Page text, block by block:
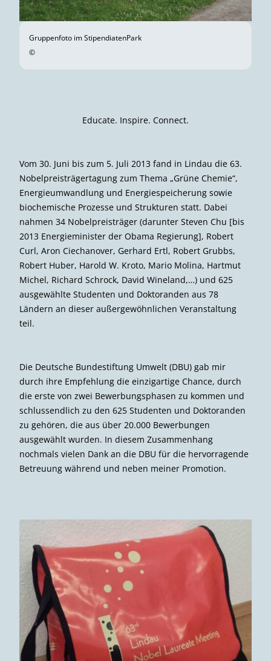
Gruppenfoto im StipendiatenPark
©
Educate. Inspire. Connect.
Vom 30. Juni bis zum 5. Juli 2013 fand in Lindau die 63.
Nobelpreisträgertagung zum Thema „Grüne Chemie“,
Energieumwandlung und Energiespeicherung sowie
biochemische Prozesse und Strukturen statt. Dabei
nahmen 34 Nobelpreisträger (darunter Steven Chu [bis
2013 Energieminister der Obama Regierung], Robert
Curl, Aron Ciechanover, Gerhard Ertl, Robert Grubbs,
Robert Huber, Harold W. Kroto, Mario Molina, Hartmut
Michel, Richard Schrock, David Wineland,…) und 625
ausgewählte Studenten und Doktoranden aus 78
Ländern an dieser außergewöhnlichen Veranstaltung
teil.
Die Deutsche Bundestiftung Umwelt (DBU) gab mir
durch ihre Empfehlung die einzigartige Chance, durch
die erste von zwei Bewerbungsphasen zu kommen und
schlussendlich zu den 625 Studenten und Doktoranden
zu gehören, die aus über 20.000 Bewerbungen
ausgewählt wurden. In diesem Zusammenhang
nochmals vielen Dank an die DBU für die hervorragende
Betreuung während und neben meiner Promotion.